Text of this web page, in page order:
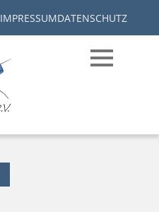
IMPRESSUMDATENSCHUTZ